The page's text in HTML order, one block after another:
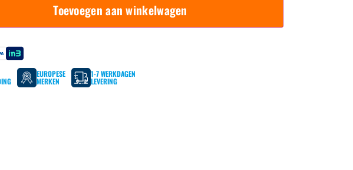
Toevoegen aan winkelwagen
EUROPESE
MERKEN
1-7 WERKDAGEN
LEVERING